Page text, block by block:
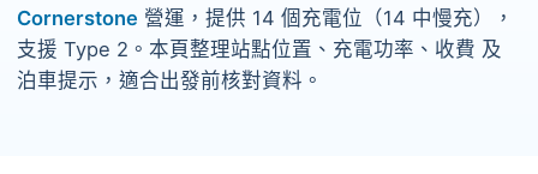
Cornerstone 營運，提供 14 個充電位（14 中慢充），
支援 Type 2。本頁整理站點位置、充電功率、收費 及
泊車提示，適合出發前核對資料。